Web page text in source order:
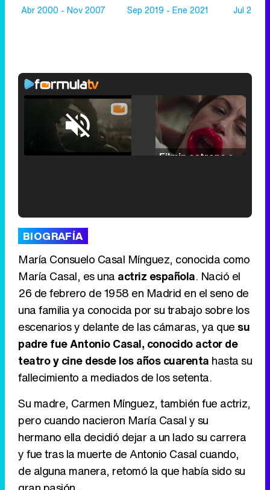
Abr 2000 - Nov 2007
Sep 2019 - Ene 2021
Jul
Unmute /
Loaded
25.30%
Tráiler de '33 días', la nueva serie de Atresplayer con Julián Villagrán y José Manuel Poga
Tráiler en catalán de 'Ravalear', la nueva serie de HBO Max sobre los fondos buitre
Tráiler de la tercera temporada de 'The Walking Dead: Dead City' de AMC+
BIOGRAFÍA
María Consuelo Casal Mínguez, conocida como
María Casal, es una actriz española. Nació el
26 de febrero de 1958 en Madrid en el seno de
una familia ya conocida por su trabajo sobre los
escenarios y delante de las cámaras, ya que su
padre fue Antonio Casal, conocido actor de
teatro y cine desde los años cuarenta hasta su
fallecimiento a mediados de los setenta.
Su madre, Carmen Mínguez, también fue actriz,
pero cuando nacieron María Casal y su
hermano ella decidió dejar a un lado su carrera
y fue tras la muerte de Antonio Casal cuando,
de alguna manera, retomó la que había sido su